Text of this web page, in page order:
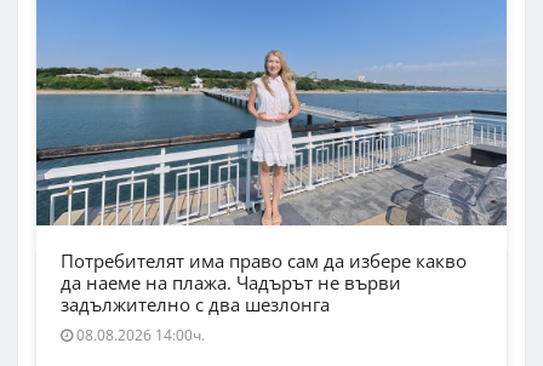
Потребителят има право сам да избере какво
да наеме на плажа. Чадърът не върви
задължително с два шезлонга
08.08.2026 14:00ч.